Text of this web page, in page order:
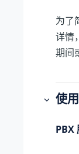
为了
详情
期间
使
PBX